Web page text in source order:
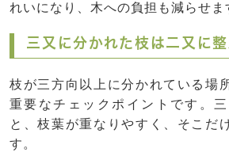
れいになり、木への負担も減らせま
三又に分かれた枝は二又に整
枝が三方向以上に分かれている場
重要なチェックポイントです。
と、枝葉が重なりやすく、そこだ
す。